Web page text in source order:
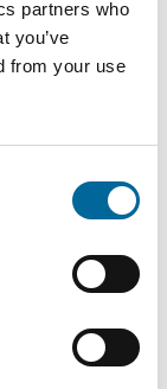
partners who
you’ve
from your use